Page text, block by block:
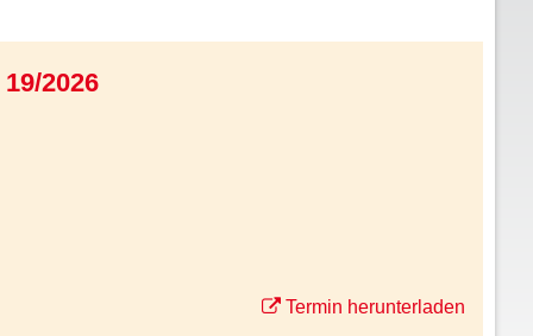
2026
Termin herunterladen